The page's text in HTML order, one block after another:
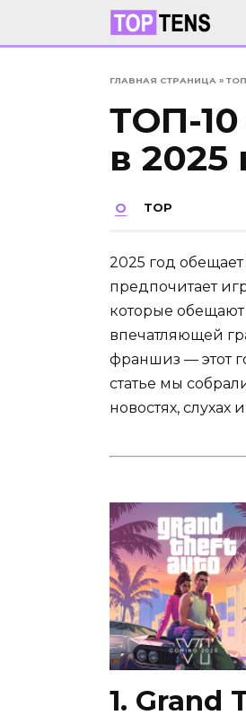
содержанию
ГЛАВНАЯ СТРАНИЦА »
ТОП-
в 2025
TOP
2025 год
предпочитает
которые
впечатляющей
франшиз — этот
статье мы
новостях,
1. Grand